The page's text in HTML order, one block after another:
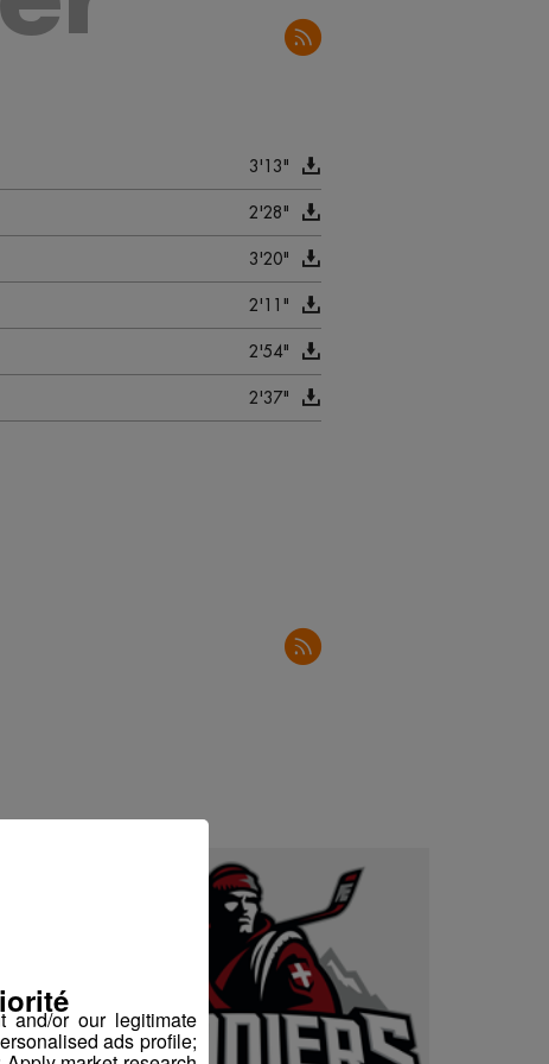
3'13"
2'28"
3'20"
2'11"
2'54"
2'37"
2'50"
2'31"
2'34"
or our legitimate
ads profile;